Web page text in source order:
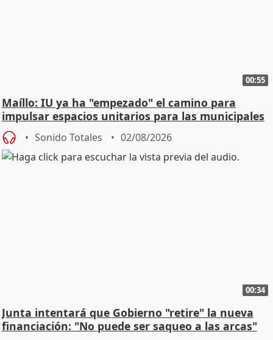
00:55
Maíllo: IU ya ha "empezado" el camino para
impulsar espacios unitarios para las municipales
Sonido Totales 02/08/2026
00:34
Junta intentará que Gobierno "retire" la nueva
financiación: "No puede ser saqueo a las arcas"